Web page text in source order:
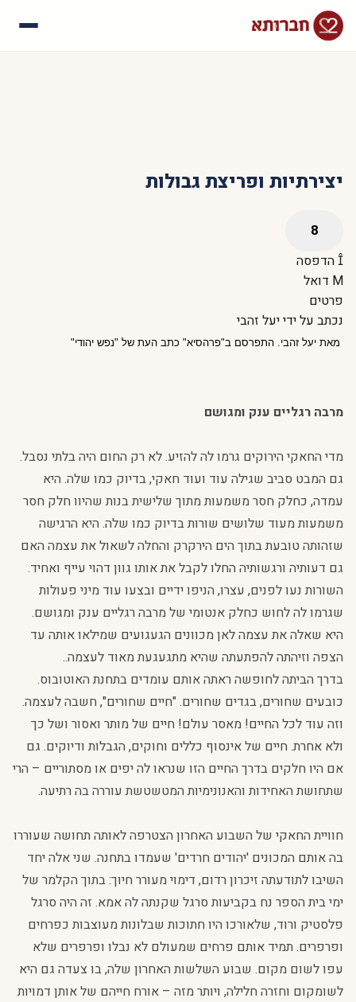
יצירתיות ופריצת גבולות
הדפסה
דואל
פרטים
נכתב על ידייעל זהבי
מאת יעל זהבי. התפרסם ב"פרהסיא" כתב העת של "נפש יהודי"
מרבה רגליים ענק ומגושם
מדי החאקי הירוקים גרמו לה להזיע. לא רק החום היה בלתי נסבל.
גם המבט סביב שגילה עוד ועוד חאקי, בדיוק כמו שלה. היא
עמדה, כחלק חסר משמעות מתוך שלישית בנות שהיוו חלק חסר
משמעות מעוד שלושים שורות בדיוק כמו שלה. היא הרגישה
שזהותה טובעת בתוך הים הירקרק והחלה לשאול את עצמה האם
גם דעותיה ורגשותיה החלו לקבל את אותו גוון דהוי עייף ואחיד.
השורות נעו לפנים, עצרו, הניפו ידיים ובצעו עוד מיני פעולות
שגרמו לה לחוש כחלק אנטומי של מרבה רגליים ענק ומגושם.
היא שאלה את עצמה לאן מכוונים הגעגועים שמילאו אותה עד
הצפה וזיהתה להפתעתה שהיא מתגעגעת מאוד לעצמה..
בדרך הביתה לחופשה ראתה אותם עומדים בתחנת האוטובוס.
כובעים שחורים, בגדים שחורים. "חיים שחורים", חשבה לעצמה.
וזה עוד לכל החיים! מאסר עולם! חיים של מותר ואסור ושל כך
ולא אחרת. חיים של אינסוף כללים וחוקים, הגבלות ודיוקים. גם
אם היו חלקים בדרך החיים הזו שנראו לה יפים או מסתוריים – הרי
שתחושת האחידות והאנונימיות המטשטשת עוררה בה רתיעה.
חוויית החאקי של השבוע האחרון הצטרפה לאותה תחושה שעוררו
בה אותם המכונים 'יהודים חרדים' שעמדו בתחנה. שני אלה יחד
השיבו לתודעתה זיכרון רדום, דימוי מעורר חיוך: בתוך הקלמר של
ימי בית הספר נח בקביעות סרגל שקנתה לה אמא. זה היה סרגל
פלסטיק ורוד, שלאורכו היו חתוכות שבלונות מעוצבות כפרחים
ופרפרים. תמיד אותם פרחים שמעולם לא נבלו ופרפרים שלא
עפו לשום מקום. שבוע השלשות האחרון שלה, בו צעדה גם היא
לשומקום וחזרה חלילה, ויותר מזה – אורח חייהם של אותן דמויות